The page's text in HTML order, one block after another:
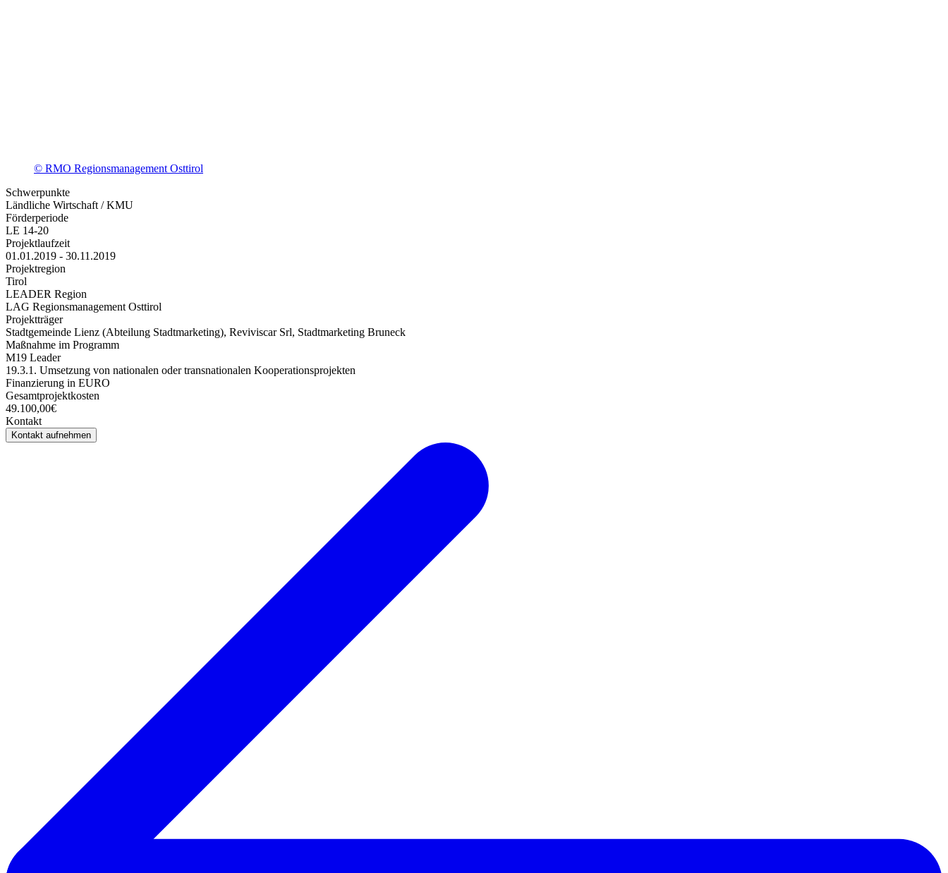
© RMO Regionsmanagement Osttirol
Schwerpunkte
Ländliche Wirtschaft / KMU
Förderperiode
LE 14-20
Projektlaufzeit
01.01.2019 - 30.11.2019
Projektregion
Tirol
LEADER Region
LAG Regionsmanagement Osttirol
Projektträger
Stadtgemeinde Lienz (Abteilung Stadtmarketing), Reviviscar Srl, Stadtmarketing Bruneck
Maßnahme im Programm
M19 Leader
19.3.1. Umsetzung von nationalen oder transnationalen Kooperationsprojekten
Finanzierung in EURO
Gesamtprojektkosten
49.100,00€
Kontakt
Kontakt aufnehmen